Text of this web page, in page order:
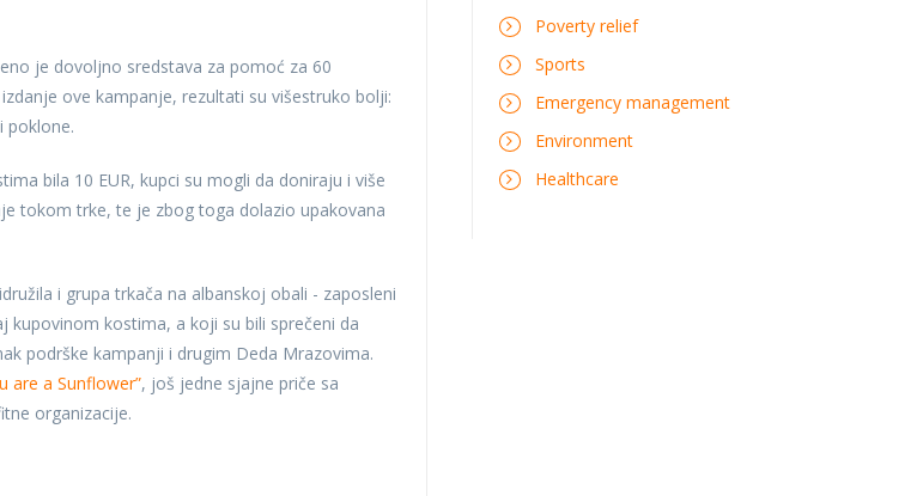
je dovoljno sredstava za pomoć za 60
ove kampanje, rezultati su višestruko bolji:
poklone.
bila 10 EUR, kupci su mogli da doniraju i više
tokom trke, te je zbog toga dolazio upakovana
i grupa trkača na albanskoj obali - zaposleni
kostima, a koji su bili sprečeni da
podrške kampanji i drugim Deda Mrazovima.
are a Sunflower”, još jedne sjajne priče sa
organizacije.
Poverty relief
Sports
Emergency management
Environment
Healthcare